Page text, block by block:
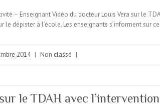
– Enseignant Vidéo du docteur Louis Vera sur le
le dépister à l’école. Les enseignants s’informent sur
2014 | Non classé |
le TDAH avec